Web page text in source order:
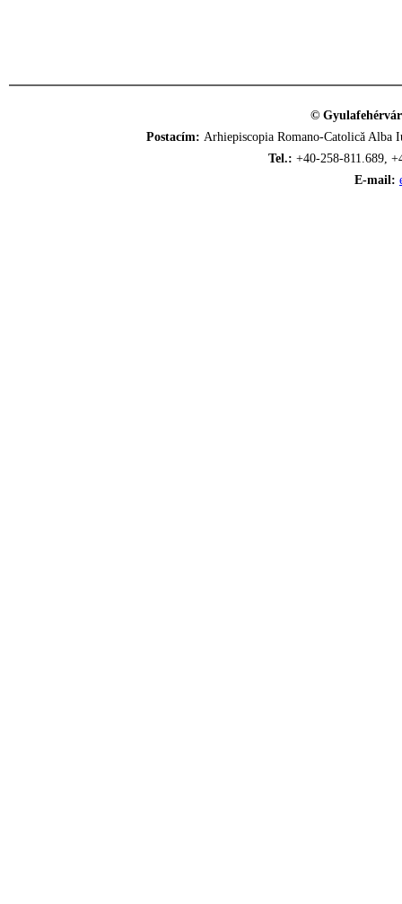
©
Postacím: Arhiepiscopia Romano-Catolică
Tel.: +40-258-811.689,
E-mail: